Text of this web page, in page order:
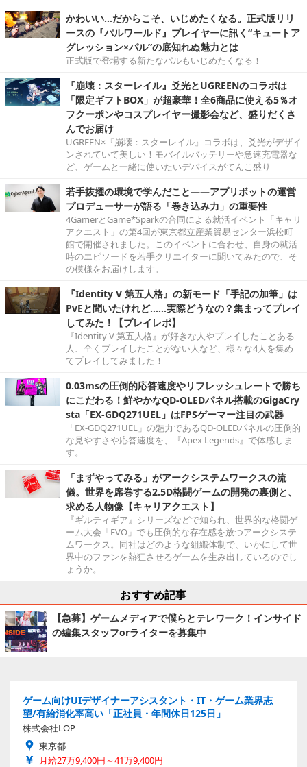
かわいい…だからこそ、いじめたくなる。正式版リリ
ースの『パルワールド』プレイヤーに訊く“キュートア
グレッション×パル”の底知れぬ魅力とは
正式版で登場する新たなパルもいじめたくなる！
『崩壊：スターレイル』爻光とUGREENのコラボは
「限定ギフトBOX」が超豪華！全6商品に使える5％オ
フクーポンやコスプレイヤー撮影会など、盛りだくさ
んでお届け
UGREEN×『崩壊：スターレイル』コラボは、爻光がデザイ
ンされていて美しい！モバイルバッテリーや急速充電器な
ど、ゲームと一緒に使いたいデバイスがてんこ盛り
若手抜擢の環境で学んだこと――アプリボットの運営
プロデューサーが語る「巻き込み力」の重要性
4GamerとGame*Sparkの合同による就活イベント「キャリ
アクエスト」の第4回が東京都立産業貿易センター浜松町
館で開催されました。このイベントに合わせ、自身の就活
時のエピソードを若手クリエイターに聞いてみたので、そ
の模様をお届けします。
『Identity V 第五人格』の新モード「手記の加筆」は
PvEと聞いたけれど……実際どうなの？集まってプレイ
してみた！【プレイレポ】
『Identity V 第五人格』が好きな人やプレイしたことある
人、全くプレイしたことがない人など、様々な4人を集め
てプレイしてみました！
0.03msの圧倒的応答速度やリフレッシュレートで勝ち
にこだわる！鮮やかなQD-OLEDパネル搭載のGigaCry
sta「EX-GDQ271UEL」はFPSゲーマー注目の武器
「EX-GDQ271UEL」の魅力であるQD-OLEDパネルの圧倒的
な見やすさや応答速度を、『Apex Legends』で体感しま
す。
「まずやってみる」がアークシステムワークスの流
儀。世界を席巻する2.5D格闘ゲームの開発の裏側と、
求める人物像【キャリアクエスト】
『ギルティギア』シリーズなどで知られ、世界的な格闘ゲ
ーム大会「EVO」でも圧倒的な存在感を放つアークシステ
ムワークス。同社はどのような組織体制で、いかにして世
界中のファンを熱狂させるゲームを生み出しているのでし
ょうか。
おすすめ記事
【急募】ゲームメディアで僕らとテレワーク！インサイド
の編集スタッフorライターを募集中
ゲーム向けUIデザイナーアシスタント・IT・ゲーム業界志
望/有給消化率高い「正社員・年間休日125日」
株式会社LOP
東京都
月給27万9,400円～41万9,400円